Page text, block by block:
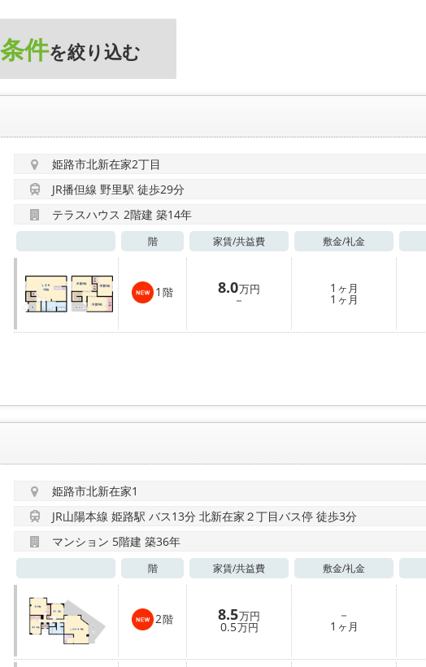
条件を絞り込む
姫路市北新在家2丁目
JR播但線 野里駅 徒歩29分
テラスハウス 2階建 築14年
階 家賃/共益費 敷金/礼金
1 階 8.0万円
－
1 ヶ月
1 ヶ月
姫路市北新在家1
JR山陽本線 姫路駅 バス13分 北新在家２丁目バス停 徒歩3分
マンション 5階建 築36年
階 家賃/共益費 敷金/礼金
2階 8.5万円
0.5万円
－
1 ヶ月